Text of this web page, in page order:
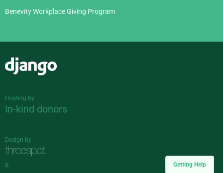
Getting Help
Benevity Workplace Giving Program
Hosting by
In-kind donors
Design by
&